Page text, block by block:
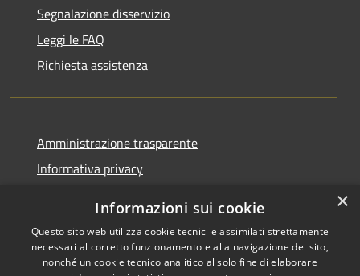
Segnalazione disservizio
Leggi le FAQ
Richiesta assistenza
Amministrazione trasparente
Informativa privacy
Dichiarazione di accessibilità
×
Informazioni sui cookie
Questo sito web utilizza cookie tecnici e assimilati strettamente
necessari al corretto funzionamento e alla navigazione del sito,
nonché un cookie tecnico analitico al solo fine di elaborare